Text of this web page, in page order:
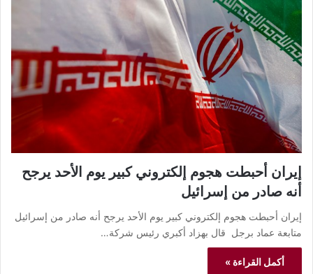
إيران أحبطت هجوم إلكتروني كبير يوم الأحد يرجح
أنه صادر من إسرائيل
إيران أحبطت هجوم إلكتروني كبير يوم الأحد يرجح أنه صادر من إسرائيل
متابعة عماد برجل قال بهزاد أكبري رئيس شركة…
أكمل القراءة »